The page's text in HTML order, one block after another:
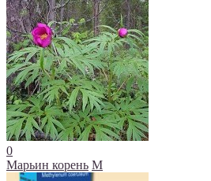
0
Марьин корень М